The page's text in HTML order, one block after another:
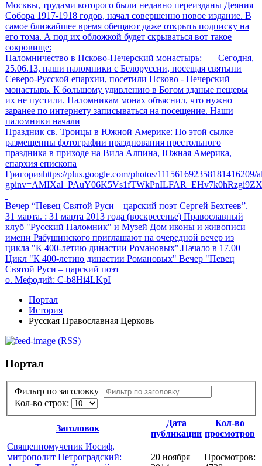
Москвы, трудами которого были недавно переизданы Деяния
Собора 1917-1918 годов, начал совершенно новое издание. В
самое ближайшее время обещают даже открыть подписку на
его тома. А под их обложкой будет скрываться вот такое
сокровище:
Паломничество в Псково-Печерский монастырь: Сегодня,
25.06.13, наши паломники с Белоруссии, посещая святыни
Северо-Русской епархии, посетили Псково - Печерский
монастырь. К большому удивлению в Богом зданые пещеры
их не пустили. Паломникам монах объяснил, что нужно
заранее по интернету записываться на посещение. Наши
паломники начали
Праздник св. Троицы в Южной Америке: По этой сылке
размещенны фотографии празднования престольного
праздника в приходе на Вила Алпина, Южная Америка,
епархия епископа
Григорияhttps://plus.google.com/photos/111561692358181416209/
Вечер “Певец Святой Руси – царский поэт Сергей Бехтеев”.
31 марта. : 31 марта 2013 года (воскресенье) Православный
клуб "Русский Паломник" и Музей Дом иконы и живописи
имени Рябушинского приглашают на очередной вечер из
цикла "К 400-летию династии Романовых".Начало в 17.00
Цикл "К 400-летию династии Романовых" Вечер "Певец
Святой Руси – царский поэт
о. Мефодий: C-b8Hi4LKpI
Портал
История
Русская Православная Церковь
(RSS)
Портал
Фильтр по заголовку
Кол-во строк:
Заголовок
Дата
публикации
Кол-во
просмотров
Священномученик Иосиф,
митрополит Петроградский:
20 ноября
Просмотров: